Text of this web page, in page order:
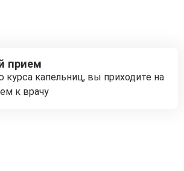
прием
капельниц, вы приходите на
к врачу